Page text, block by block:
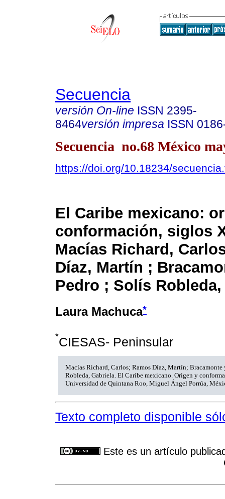
Secuencia
versión On-line ISSN 2395-
8464versión impresa ISSN
Secuencia no.68 México
https://doi.org/10.18234/
El Caribe mexicano:
conformación, siglos
Macías Richard,
Díaz, Martín ;
Pedro ; Solís
Laura Machuca*
*CIESAS- Peninsular
Macías Richard, Carlos; Ramos Díaz, Martín; Bracamonte
Robleda, Gabriela. El Caribe mexicano. Origen y
Universidad de Quintana Roo, Miguel Ángel Porrúa,
Texto completo disponible
Este es un artículo